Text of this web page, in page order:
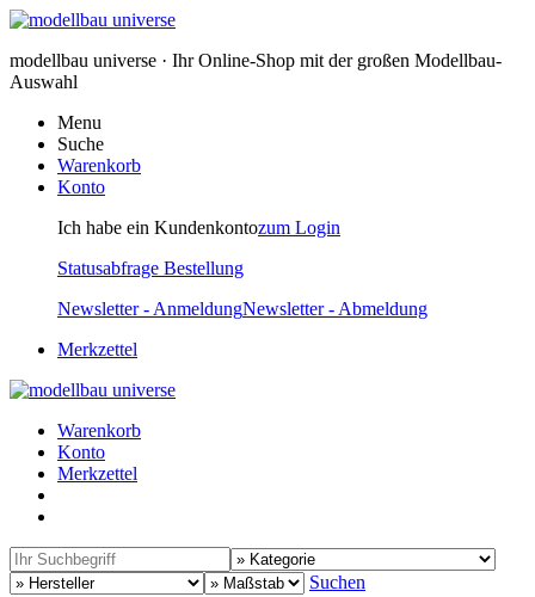
modellbau universe · Ihr Online-Shop mit der großen Modellbau-
Auswahl
Menu
Suche
Warenkorb
Konto
Ich habe ein Kundenkontozum Login
Statusabfrage Bestellung
Newsletter - AnmeldungNewsletter - Abmeldung
Merkzettel
Warenkorb
Konto
Merkzettel
Suchen